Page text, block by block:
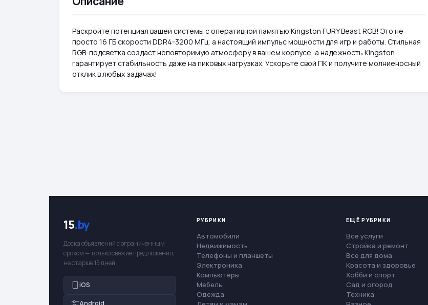
Раскройте потенциал вашей системы с оперативной памятью Kingston FURY Beast RGB! Это не
просто 16 ГБ скорости DDR4-3200 МГц, а настоящий импульс мощности для игр и работы. Стильная
RGB-подсветка создаст неповторимую атмосферу в вашем корпусе, а надежность Kingston
гарантирует стабильность даже на пиковых нагрузках. Ускорьте свой ПК и получите молниеносный
отклик в любых задачах!
15.by
Доска объявлений с ограниченным
сроком — только свежие предложения,
не старше 15 дней.
iOS
Android
РУБРИКИ
Автомобили
Недвижимость
Телефоны и планшеты
Электроника
Компьютеры
Мебель
Одежда
ЕЩЁ РУБРИКИ
Все услуги
Стройка и ремонт
Все для дома
Красота и здоровье
Хобби и спорт
Сад и огород
Техника